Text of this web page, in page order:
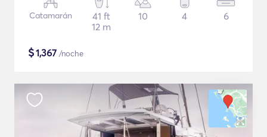
Catamarán
41 ft
12 m
10 4 6
$1,367 /noche